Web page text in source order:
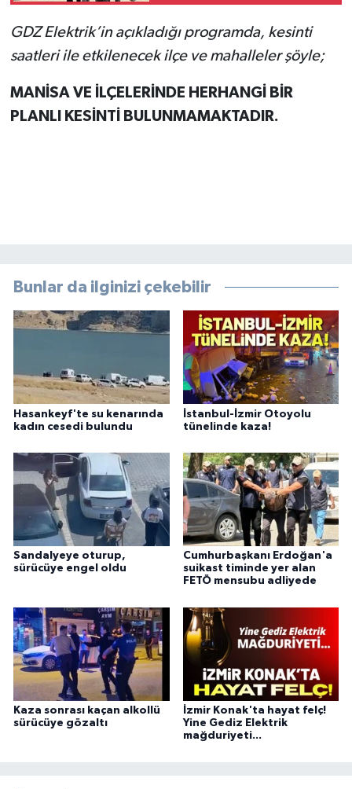
GDZ Elektrik’in açıkladığı programda, kesinti
saatleri ile etkilenecek ilçe ve mahalleler şöyle;
MANİSA VE İLÇELERİNDE HERHANGİ BİR
PLANLI KESİNTİ BULUNMAMAKTADIR.
Bunlar da ilginizi çekebilir
Hasankeyf'te su kenarında
kadın cesedi bulundu
İstanbul-İzmir Otoyolu
tünelinde kaza!
Sandalyeye oturup,
sürücüye engel oldu
Cumhurbaşkanı Erdoğan'a
suikast timinde yer alan
FETÖ mensubu adliyede
Kaza sonrası kaçan alkollü
sürücüye gözaltı
İzmir Konak'ta hayat felç!
Yine Gediz Elektrik
mağduriyeti...